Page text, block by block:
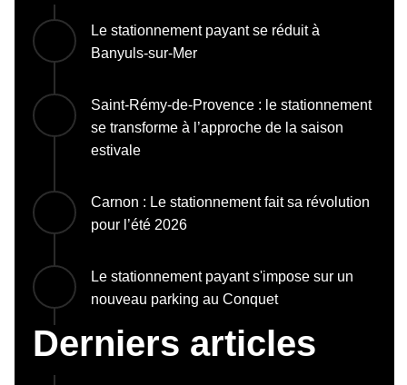
Le stationnement payant se réduit à
Banyuls-sur-Mer
Saint-Rémy-de-Provence : le stationnement
se transforme à l’approche de la saison
estivale
Carnon : Le stationnement fait sa révolution
pour l’été 2026
Le stationnement payant s'impose sur un
nouveau parking au Conquet
Derniers articles